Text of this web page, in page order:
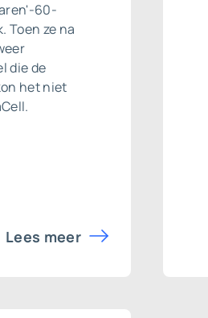
60-
Toen ze na
die de
het niet
Lees meer